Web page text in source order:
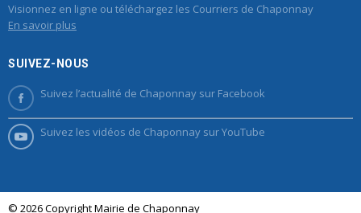
Visionnez en ligne ou téléchargez les Courriers de Chaponnay
En savoir plus
SUIVEZ-NOUS
Suivez l’actualité de Chaponnay sur Facebook
Suivez les vidéos de Chaponnay sur YouTube
© 2026 Copyright Mairie de Chaponnay